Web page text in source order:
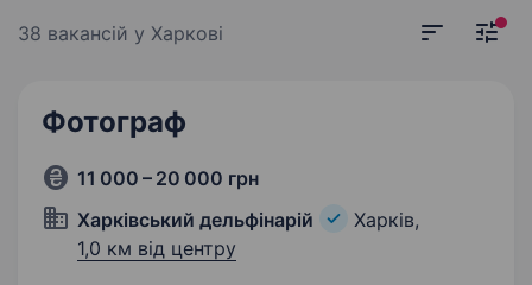
38 вакансій у Харкові
Фотограф
11 000 – 20 000 грн
Харківський дельфінарій
Харків,
1,0 км від центру